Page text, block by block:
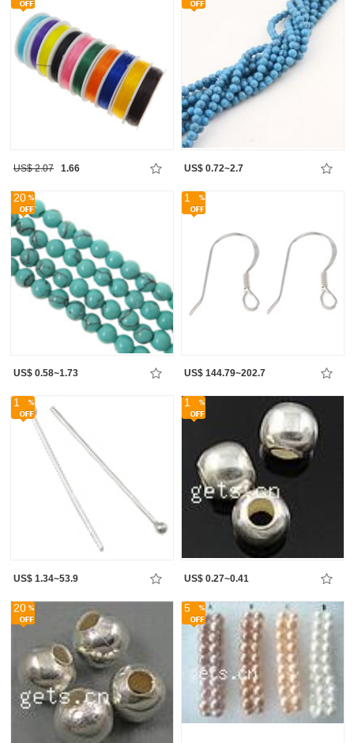
US$ 2.07 1.66 US$ 0.72~2.7
20
US$ 0.58~1.73
1
US$ 144.79~202.7
1
US$ 1.34~53.9
1
US$ 0.27~0.41
20 5